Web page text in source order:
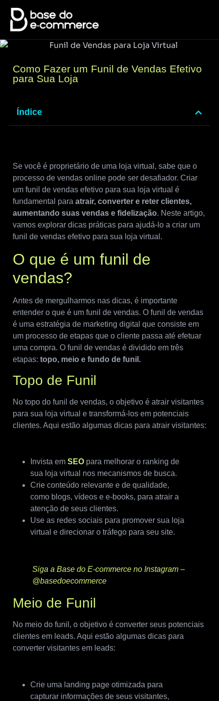
Como Fazer um Funil de Vendas Efetivo
para Sua Loja
Índice
Se você é proprietário de uma loja virtual, sabe que o
processo de vendas online pode ser desafiador. Criar
um funil de vendas efetivo para sua loja virtual é
fundamental para atrair, converter e reter clientes,
aumentando suas vendas e fidelização. Neste artigo,
vamos explorar dicas práticas para ajudá-lo a criar um
funil de vendas efetivo para sua loja virtual.
O que é um funil de
vendas?
Antes de mergulharmos nas dicas, é importante
entender o que é um funil de vendas. O funil de vendas
é uma estratégia de marketing digital que consiste em
um processo de etapas que o cliente passa até efetuar
uma compra. O funil de vendas é dividido em três
etapas: topo, meio e fundo de funil.
Topo de Funil
No topo do funil de vendas, o objetivo é atrair visitantes
para sua loja virtual e transformá-los em potenciais
clientes. Aqui estão algumas dicas para atrair visitantes:
Invista em SEO para melhorar o ranking de
sua loja virtual nos mecanismos de busca.
Crie conteúdo relevante e de qualidade,
como blogs, vídeos e e-books, para atrair a
atenção de seus clientes.
Use as redes sociais para promover sua loja
virtual e direcionar o tráfego para seu site.
Siga a Base do E-commerce no Instagram –
@basedoecommerce
Meio de Funil
No meio do funil, o objetivo é converter seus potenciais
clientes em leads. Aqui estão algumas dicas para
converter visitantes em leads:
Crie uma landing page otimizada para
capturar informações de seus visitantes,